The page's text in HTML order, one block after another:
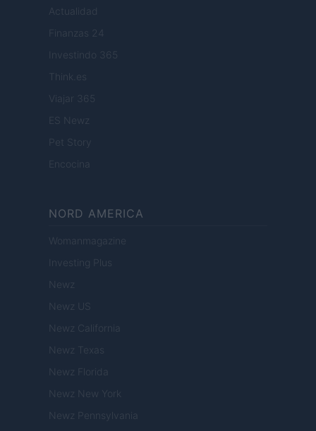
Actualidad
Finanzas 24
Investindo 365
Think.es
Viajar 365
ES Newz
Pet Story
Encocina
NORD AMERICA
Womanmagazine
Investing Plus
Newz
Newz US
Newz California
Newz Texas
Newz Florida
Newz New York
Newz Pennsylvania